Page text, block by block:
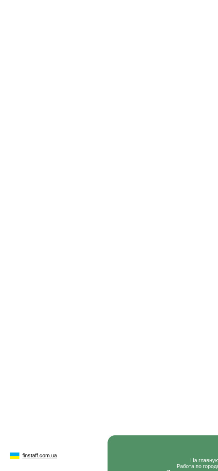
finstaff.com.ua
На
Работа по